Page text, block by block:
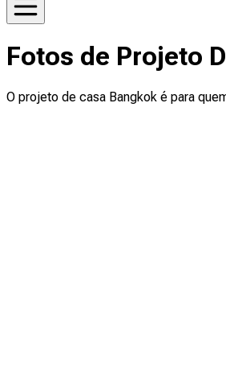
Fotos de Projeto
O projeto de casa Bangkok é para